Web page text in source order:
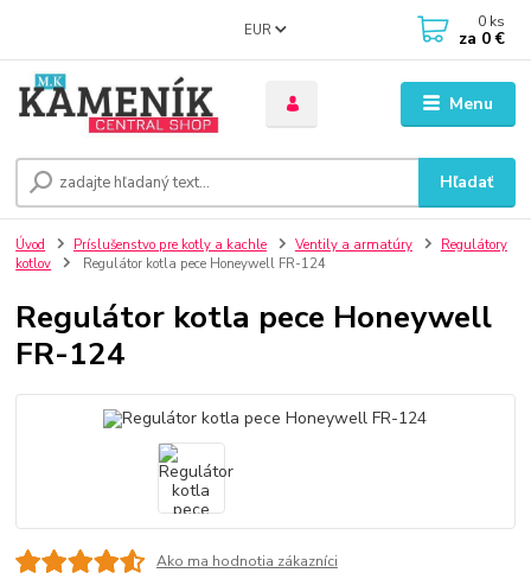
Menu
EUR
Hľadať
0 ks
za 0 €
Úvod Príslušenstvo pre kotly a kachle Ventily a armatúry
Regulátory
kotlov
Regulátor kotla pece Honeywell FR-124
Regulátor kotla pece Honeywell
FR-124
Ako ma hodnotia zákazníci